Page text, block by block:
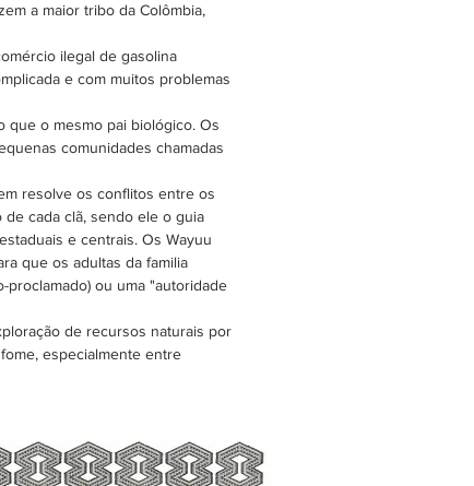
a maior tribo da Colômbia,
ilegal de gasolina
e com muitos problemas
que o mesmo pai biológico. Os
comunidades chamadas
resolve os conflitos entre os
de cada clã, sendo ele o guia
e centrais. Os Wayuu
que os adultas da familia
ou uma "autoridade
de recursos naturais por
especialmente entre